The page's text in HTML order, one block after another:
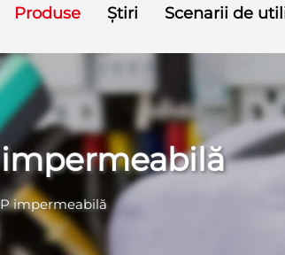
Produse Știri Scenarii de
impermeabilă